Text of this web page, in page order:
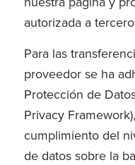
autorizada a
Para las
proveedor se ha
Protección de
Privacy
cumplimiento del
de datos sobre la